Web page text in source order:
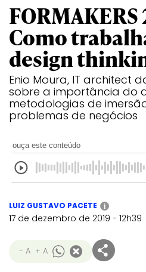
FORMAKERS
Como
design
Enio Moura, IT architect
sobre a importância do
metodologias de
problemas de negócios
ouça este conteúdo
LUIZ GUSTAVO PACETE i
17 de dezembro de 2019 - 12h39
- A + A